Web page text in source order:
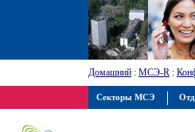
Домашний : МСЭ-R :
Секторы МСЭ